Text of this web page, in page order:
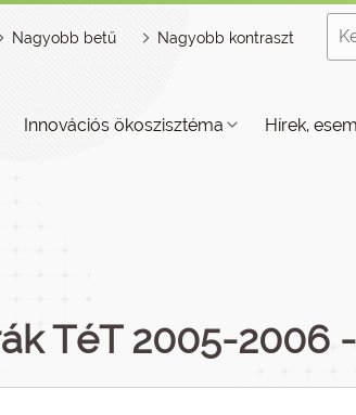
Nagyobb betű Nagyobb kontraszt
Innovációs ökoszisztéma Hírek,
TéT 2005-2006